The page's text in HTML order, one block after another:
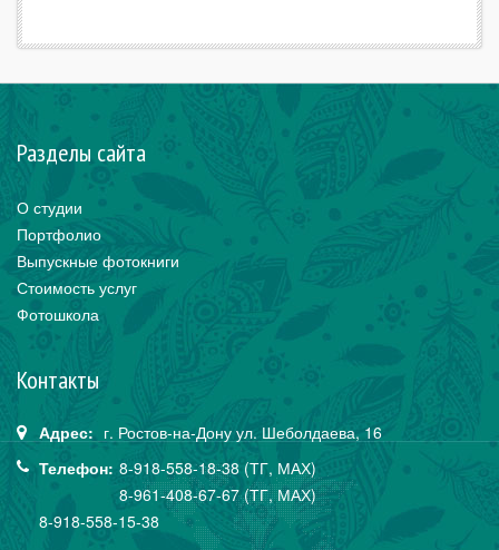
Разделы сайта
О студии
Портфолио
Выпускные фотокниги
Стоимость услуг
Фотошкола
Контакты
Адрес: г. Ростов-на-Дону ул. Шеболдаева, 16
Телефон: 8-918-558-18-38 (ТГ, МАХ)
8-961-408-67-67 (ТГ, МАХ)
8-918-558-15-38